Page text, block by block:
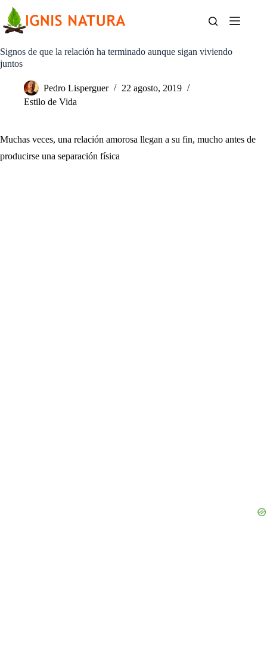
contenido
Signos de que la relación ha terminado aunque sigan viviendo
juntos
Pedro Lisperguer
22 agosto, 2019
Estilo de Vida
Muchas veces, una relación amorosa llegan a su fin, mucho antes de
producirse una separación física